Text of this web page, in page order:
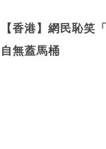
【香港】網民恥笑
自無蓋馬桶